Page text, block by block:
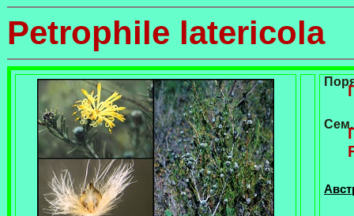
Petrophile latericola
Сем.